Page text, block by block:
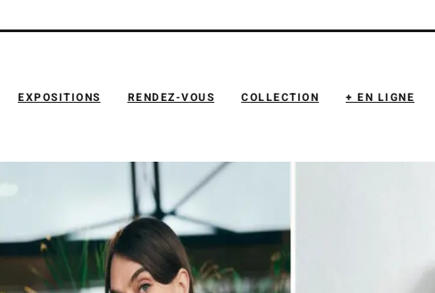
EXPOSITIONS RENDEZ-VOUS COLLECTION + EN LIGNE